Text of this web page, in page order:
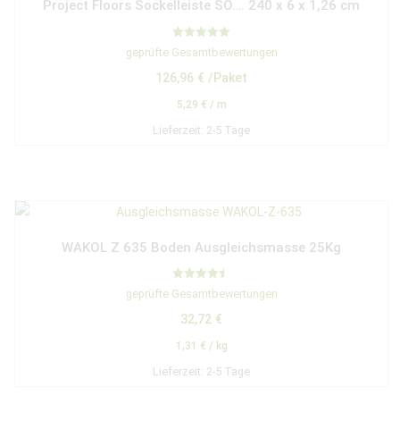
Project Floors Sockelleiste SO…. 240 x 6 x 1,26 cm
Bewertet mit
5.00
geprüfte Gesamtbewertungen
126,96 € /Paket
5,29 € / m
Lieferzeit: 2-5 Tage
WAKOL Z 635 Boden Ausgleichsmasse 25Kg
Bewertet
mit
von 5
geprüfte Gesamtbewertungen
32,72 €
1,31 € / kg
Lieferzeit: 2-5 Tage